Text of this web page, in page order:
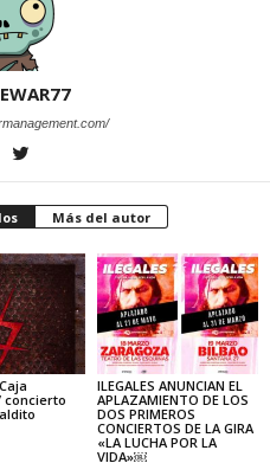
Más del autor
concierto
ILEGALES ANUNCIAN EL
APLAZAMIENTO DE LOS
DOS PRIMEROS
CONCIERTOS DE LA GIRA
«LA LUCHA POR LA
VIDA»￼